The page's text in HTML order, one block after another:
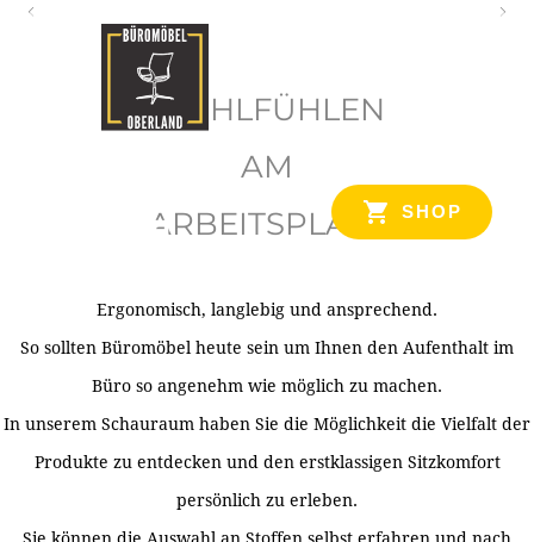
SHOP
WOHLFÜHLEN
AM
ARBEITSPLATZ
Ergonomisch, langlebig und ansprechend.
So sollten Büromöbel heute sein um Ihnen den Aufenthalt im
Büro so angenehm wie möglich zu machen.
In unserem Schauraum haben Sie die Möglichkeit die Vielfalt der
Produkte zu entdecken und den erstklassigen Sitzkomfort
persönlich zu erleben.